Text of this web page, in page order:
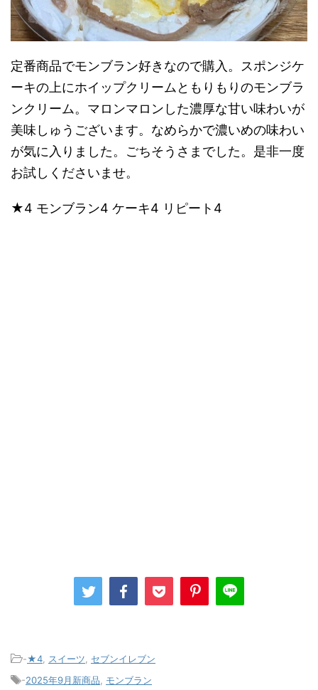
定番商品でモンブラン好きなので購入。スポンジケ
ーキの上にホイップクリームともりもりのモンブラ
ンクリーム。マロンマロンした濃厚な甘い味わいが
美味しゅうございます。なめらかで濃いめの味わい
が気に入りました。ごちそうさまでした。是非一度
お試しくださいませ。
★4 モンブラン4 ケーキ4 リピート4
-★4 スイーツ
セブンイレブン
-2025年9月新商品 モンブラン